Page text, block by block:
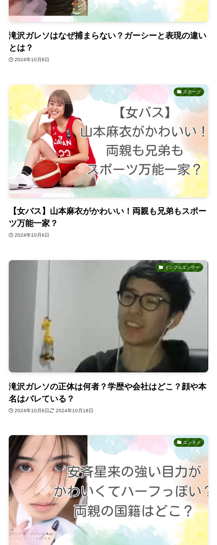
滝沢ガレソはなぜ捕まらない？ガーシーと表現の違い
とは？
2024年10月6日
スポーツ
【女バス】山本麻衣がかわいい！両親も兄弟もスポー
ツ万能一家？
2024年10月6日
インフルエンサー
滝沢ガレソの正体は何者？学歴や会社はどこ？顔や本
名はバレている？
2024年10月6日 2024年10月18日
エンタメ